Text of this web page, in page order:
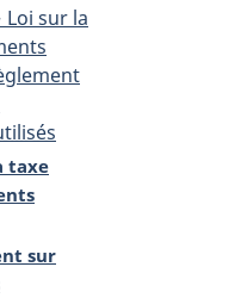
Loi sur la
taxe
sur